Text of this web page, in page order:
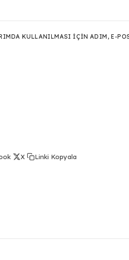
KULLANILMASI IÇIN ADIM, E-
X Linki Kopyala